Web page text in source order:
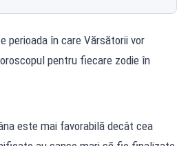
perioada în care Vărsătorii vor
pentru fiecare zodie în
este mai favorabilă decât cea